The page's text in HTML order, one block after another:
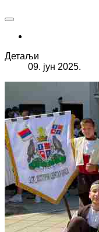
Детаљи
09. јун 2025.